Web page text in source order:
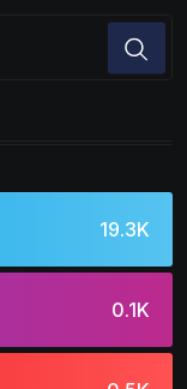
19.3K
0.1K